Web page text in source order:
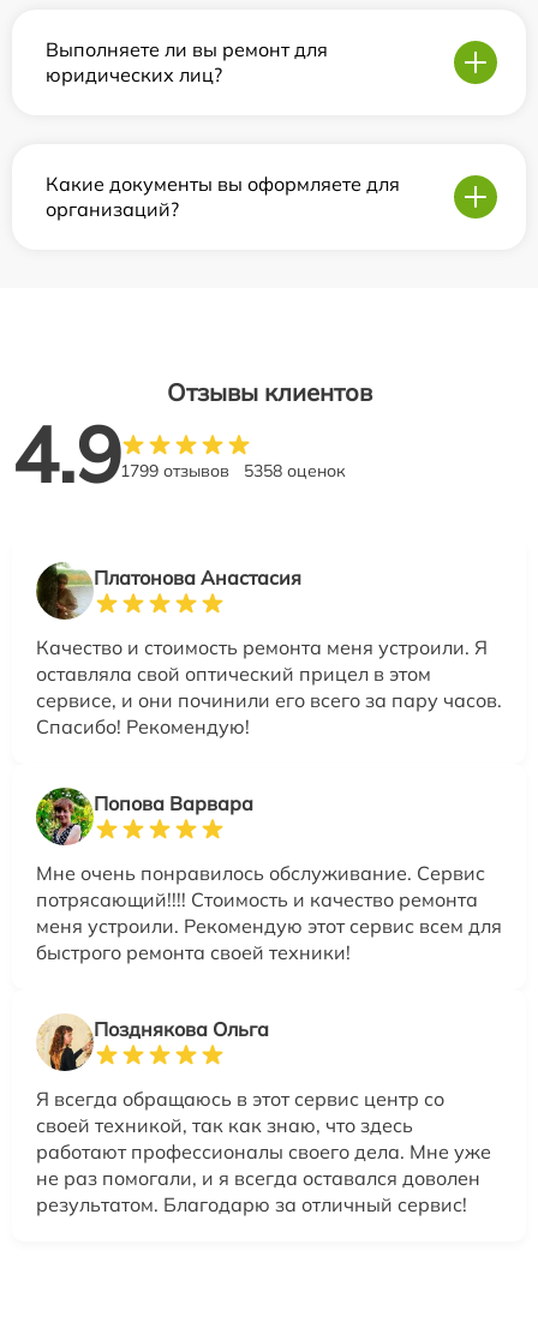
Выполняете ли вы ремонт для
юридических лиц?
Какие документы вы оформляете для
организаций?
Отзывы клиентов
4.91799 отзывов 5358 оценок
Платонова Анастасия
Качество и стоимость ремонта меня устроили. Я
оставляла свой оптический прицел в этом
сервисе, и они починили его всего за пару часов.
Спасибо! Рекомендую!
Попова Варвара
Мне очень понравилось обслуживание. Сервис
потрясающий!!!! Стоимость и качество ремонта
меня устроили. Рекомендую этот сервис всем для
быстрого ремонта своей техники!
Позднякова Ольга
Я всегда обращаюсь в этот сервис центр со
своей техникой, так как знаю, что здесь
работают профессионалы своего дела. Мне уже
не раз помогали, и я всегда оставался доволен
результатом. Благодарю за отличный сервис!